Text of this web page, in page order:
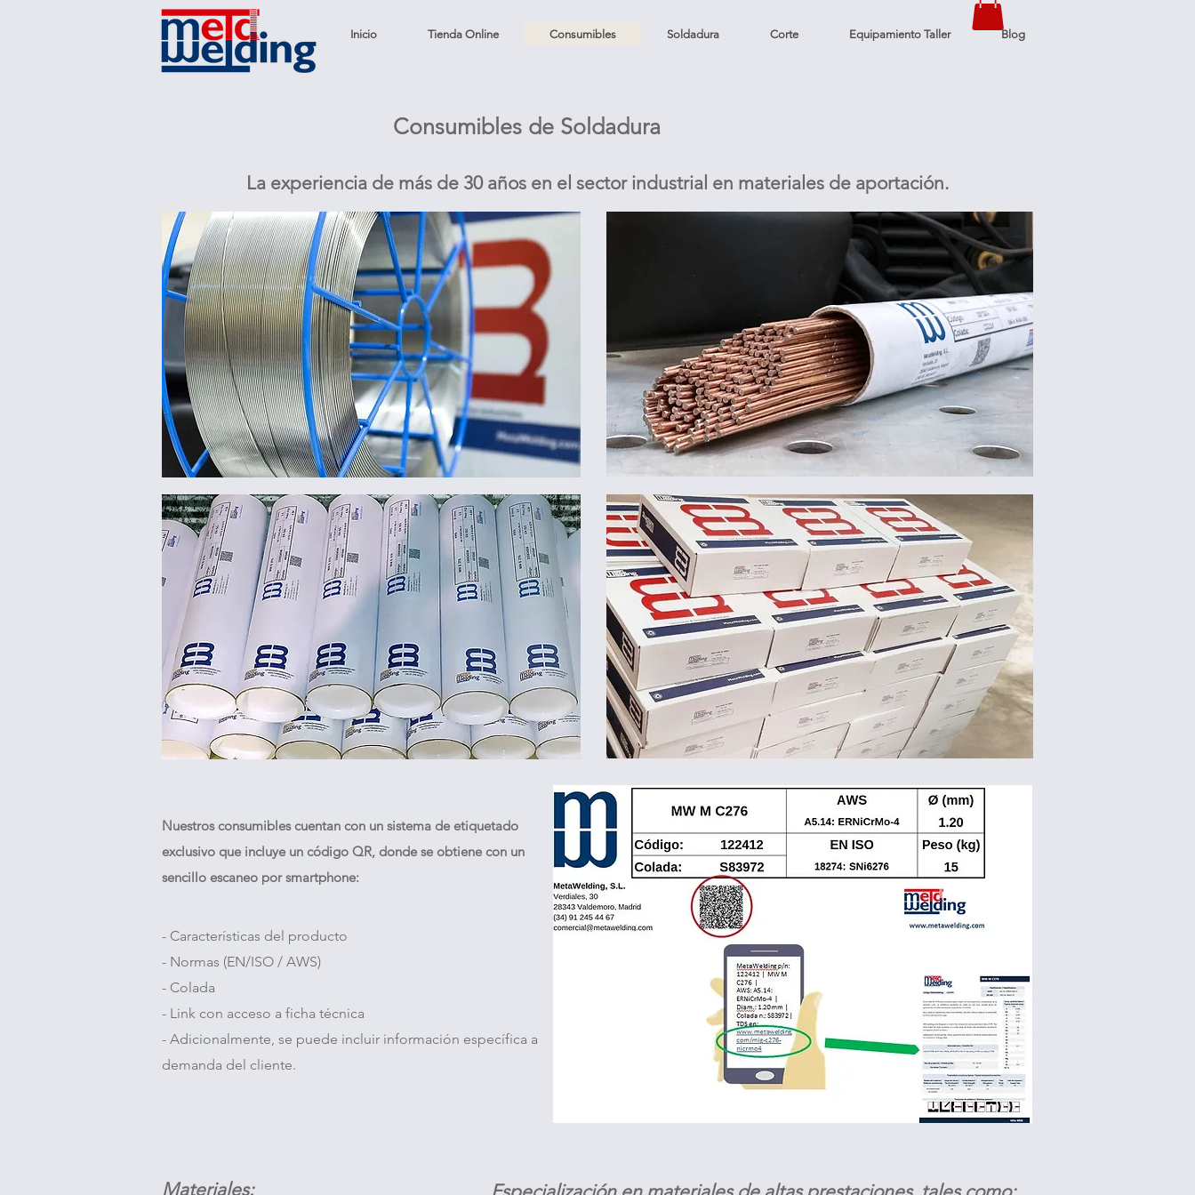
Inicio Tienda Online Consumibles Soldadura Corte Equipamiento Taller Blog
Consumibles de Soldadura
La experiencia de más de 30 años en el sector industrial en materiales de aportación.
- Características del producto
- Normas (EN/ISO / AWS)
- Colada
- Link con acceso a ficha técnica
- Adicionalmente, se puede incluir información específica a
demanda del cliente.
Nuestros consumibles cuentan con un sistema de etiquetado
exclusivo que incluye un código QR, donde se obtiene con un
sencillo escaneo por smartphone:
Materiales: